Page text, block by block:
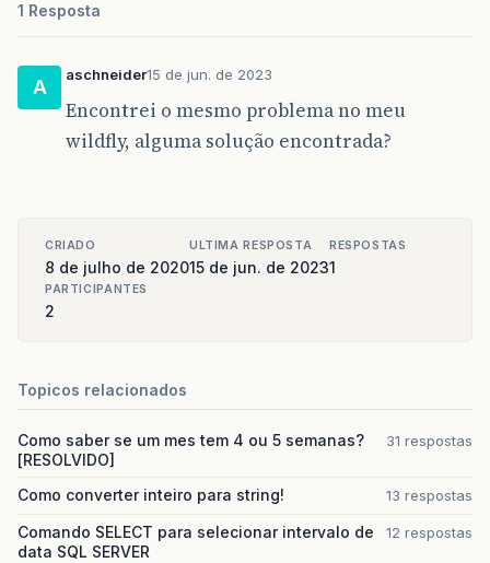
1 Resposta
A
aschneider15 de jun. de 2023
Encontrei o mesmo problema no meu
wildfly, alguma solução encontrada?
CRIADO
8 de julho de 2020
ULTIMA RESPOSTA
15 de jun. de 2023
RESPOSTAS
1
PARTICIPANTES
2
Topicos relacionados
Como saber se um mes tem 4 ou 5 semanas?
[RESOLVIDO]
31 respostas
Como converter inteiro para string! 13 respostas
Comando SELECT para selecionar intervalo de
data SQL SERVER
12 respostas